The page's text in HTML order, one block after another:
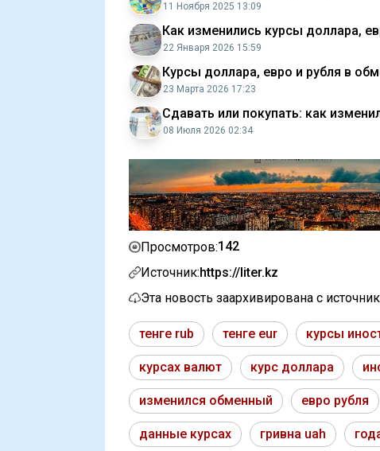
11 Ноября 2025 13:09
Как изменились курсы доллара,
22 Января 2026 15:59
Курсы доллара, евро и рубля в
23 Марта 2026 17:23
Сдавать или покупать: как
08 Июля 2026 02:34
Просмотров:142
Источник:https://liter.kz
Эта новость заархивирована с
тенге rub тенге eur курсы
курсах валют курс доллара
изменился обменный евро рубля
данные курсах гривна uah